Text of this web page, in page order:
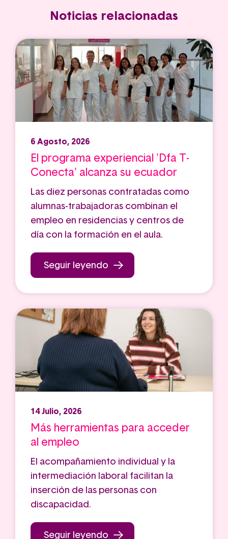
Noticias relacionadas
6 Agosto, 2026
El programa experiencial 'Dfa T-
Conecta' alcanza su ecuador
Las diez personas contratadas como
alumnas-trabajadoras combinan el
empleo en residencias y centros de
día con la formación en el aula.
Seguir leyendo
14 Julio, 2026
Más herramientas para acceder
al empleo
El acompañamiento individual y la
intermediación laboral facilitan la
inserción de las personas con
discapacidad.
Seguir leyendo